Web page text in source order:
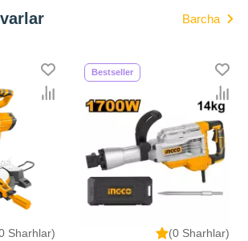
Barcha
Sharhlar) (0 Sharhlar)
Bestseller